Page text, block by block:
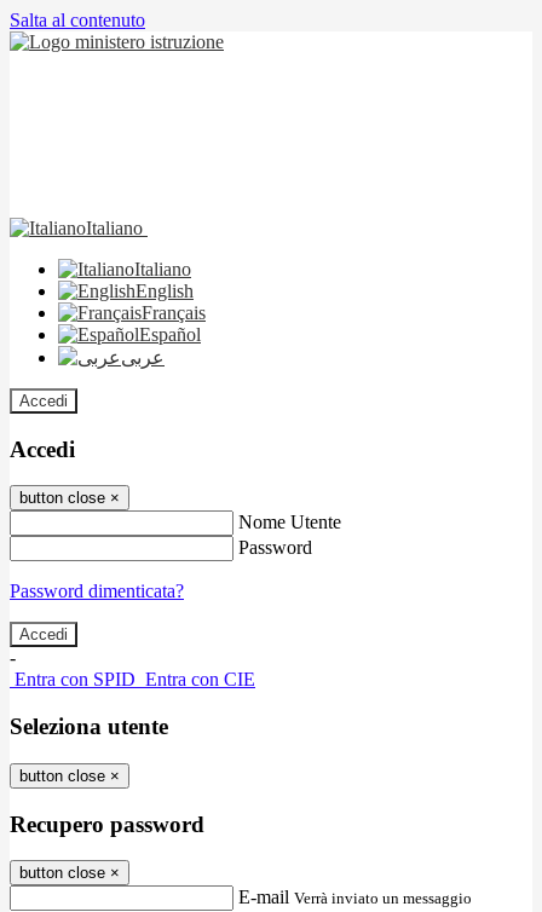
Salta al contenuto
Italiano
Italiano
English
Français
Español
عربى
Accedi
Accedi
button close ×
Nome Utente
Password
Password dimenticata?
-
Entra con SPID Entra con CIE
Seleziona utente
button close ×
Recupero password
button close ×
E-mail Verrà inviato un messaggio